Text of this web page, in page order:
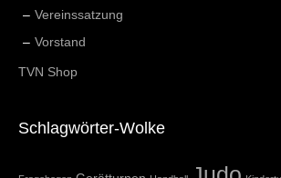
Vereinssatzung
Vorstand
TVN Shop
Schlagwörter-Wolke